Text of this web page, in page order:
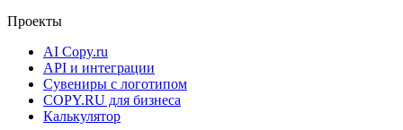
Проекты
AI Copy.ru
API и интеграции
Сувениры с логотипом
COPY.RU для бизнеса
Калькулятор